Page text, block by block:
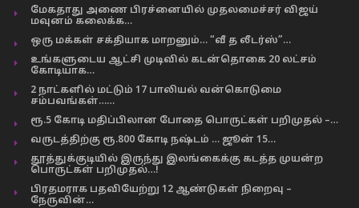
மேகதாது அணை பிரச்னையில் முதலமைச்சர் விஜய்
மவுனம் கலைக்க…
ஒரு மக்கள் சக்தியாக மாறனும்… “வீ த லீடர்ஸ்”…
உங்களுடைய ஆட்சி முடிவில் கடன்தொகை 20 லட்சம்
கோடியாக…
2 நாட்களில் மட்டும் 17 பாலியல் வன்கொடுமை
சம்பவங்கள்……
ரூ.5 கோடி மதிப்பிலான போதை பொருட்கள் பறிமுதல் –…
வருடத்திற்கு ரூ.800 கோடி நஷ்டம் … ஜூன் 15…
தூத்துக்குடியில் இருந்து இலங்கைக்கு கடத்த முயன்ற
பொருட்கள் பறிமுதல்…!
பிரதமராக பதவியேற்று 12 ஆண்டுகள் நிறைவு –
நேருவின்…